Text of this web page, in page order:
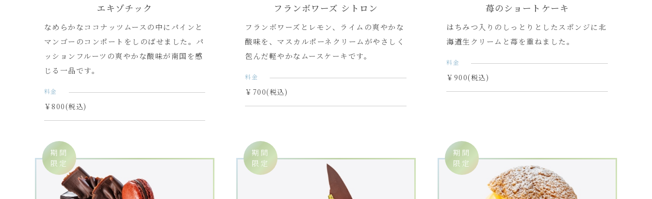
エキゾチック
なめらかなココナッツムースの中にパインと
マンゴーのコンポートをしのばせました。パ
ッションフルーツの爽やかな酸味が南国を感
じる一品です。
料金
￥800(税込)
フランボワーズ シトロン
フランボワーズとレモン、ライムの爽やかな
酸味を、マスカルポーネクリームがやさしく
包んだ軽やかなムースケーキです。
料金
￥700(税込)
苺のショートケーキ
はちみつ入りのしっとりとしたスポンジに北
海道生クリームと苺を重ねました。
料金
￥900(税込)
期間
限定
期間
限定
期間
限定